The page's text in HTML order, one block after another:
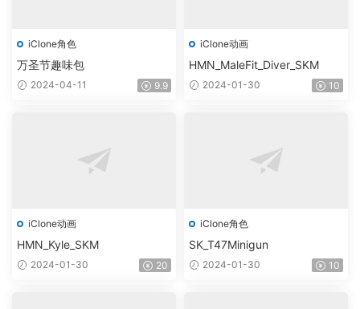
iClone角色
万圣节趣味包
2024-04-11 9.9
iClone动画
HMN_MaleFit_Diver_SKM
2024-01-30 10
iClone动画
HMN_Kyle_SKM
2024-01-30 20
iClone角色
SK_T47Minigun
2024-01-30 10